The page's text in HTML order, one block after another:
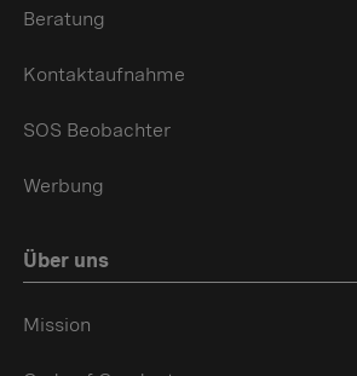
Beratung
Kontaktaufnahme
SOS Beobachter
Werbung
Über uns
Mission